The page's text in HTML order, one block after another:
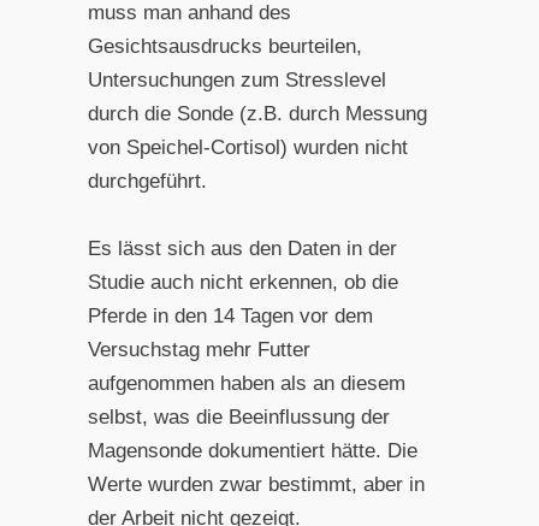
muss man anhand des
Gesichtsausdrucks beurteilen,
Untersuchungen zum Stresslevel
durch die Sonde (z.B. durch Messung
von Speichel-Cortisol) wurden nicht
durchgeführt.
Es lässt sich aus den Daten in der
Studie auch nicht erkennen, ob die
Pferde in den 14 Tagen vor dem
Versuchstag mehr Futter
aufgenommen haben als an diesem
selbst, was die Beeinflussung der
Magensonde dokumentiert hätte. Die
Werte wurden zwar bestimmt, aber in
der Arbeit nicht gezeigt.